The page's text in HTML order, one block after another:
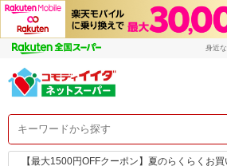
身近
【最大1500円OFFクーポン】夏のらくらくお